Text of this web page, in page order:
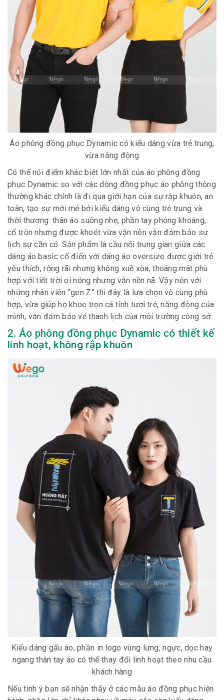
Áo phông đồng phục Dynamic có kiểu dáng vừa trẻ trung,
vừa năng động
Có thể nói điểm khác biệt lớn nhất của áo phông đồng
phục Dynamic so với các dòng đồng phục áo phông thông
thường khác chính là đi qua giới hạn của sự rập khuôn, an
toàn, tạo sự mới mẻ bởi kiểu dáng vô cùng trẻ trung và
thời thượng: thân áo suông nhẹ, phần tay phóng khoáng,
cổ tròn nhưng được khoét vừa vặn nên vẫn đảm bảo sự
lịch sự cần có. Sản phẩm là cầu nối trung gian giữa các
dáng áo basic cổ điển với dáng áo oversize được giới trẻ
yêu thích, rộng rãi nhưng không xuề xòa, thoáng mát phù
hợp với tiết trời oi nóng nhưng vẫn nền nã. Vậy nên với
những nhân viên “gen Z” thì đây là lựa chọn vô cùng phù
hợp, vừa giúp họ khoe trọn cá tính tươi trẻ, năng động của
mình, vẫn đảm bảo vẻ thanh lịch của môi trường công sở.
2. Áo phông đồng phục Dynamic có thiết kế
linh hoạt, không rập khuôn
Kiểu dáng gấu áo, phần in logo vùng lưng, ngực, dọc hay
ngang thân tay áo có thể thay đổi linh hoạt theo nhu cầu
khách hàng
Nếu tinh ý bạn sẽ nhận thấy ở các mẫu áo đồng phục hiện